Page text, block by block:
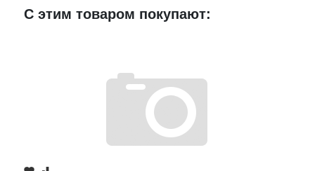
С этим товаром покупают: